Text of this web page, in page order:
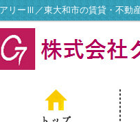
リーⅢ／東大和市の賃貸・不動